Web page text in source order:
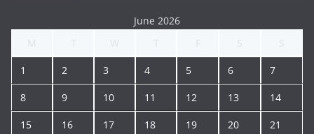
June 2026
1 2 3 4 5 6 7
8 9 10 11 12 13 14
15 16 17 18 19 20 21